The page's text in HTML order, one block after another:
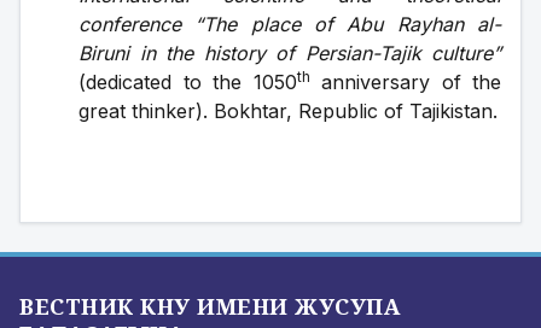
conference “The place of Abu Rayhan al-
Biruni in the history of Persian-Tajik culture”
(dedicated to the 1050th
anniversary of the
great thinker). Bokhtar, Republic of Tajikistan.
ВЕСТНИК КНУ ИМЕНИ ЖУСУПА